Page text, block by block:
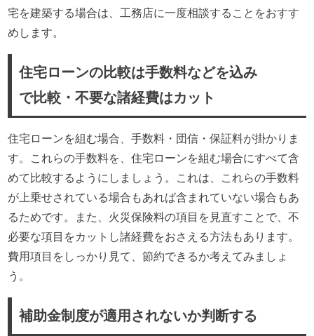
宅を建築する場合は、工務店に一度相談することをおすす
めします。
住宅ローンの比較は手数料などを込み
で比較・不要な諸経費はカット
住宅ローンを組む場合、手数料・団信・保証料が掛かりま
す。これらの手数料を、住宅ローンを組む場合にすべて含
めて比較するようにしましょう。これは、これらの手数料
が上乗せされている場合もあれば含まれていない場合もあ
るためです。また、火災保険料の項目を見直すことで、不
必要な項目をカットし諸経費をおさえる方法もあります。
費用項目をしっかり見て、節約できるか考えてみましょ
う。
補助金制度が適用されないか判断する